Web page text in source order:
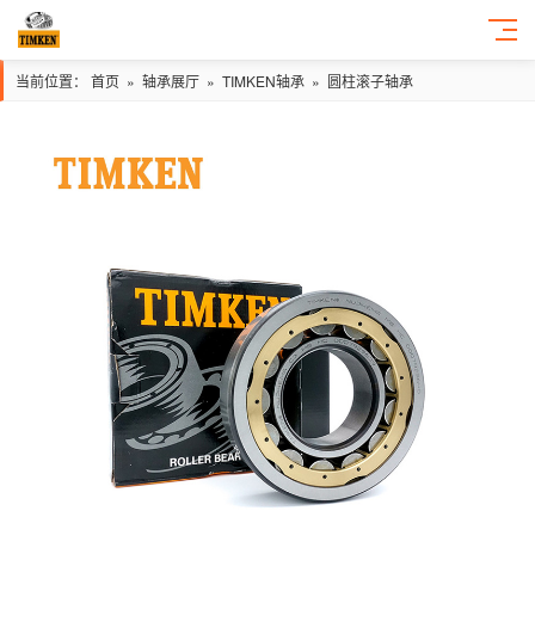
当前位置： 首页 » 轴承展厅 » TIMKEN轴承 » 圆柱滚子轴承